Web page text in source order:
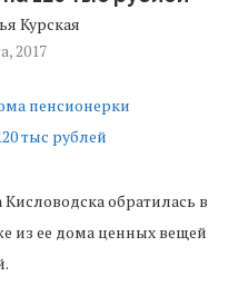
Курская
2017
обратилась в
из ее дома ценных вещей